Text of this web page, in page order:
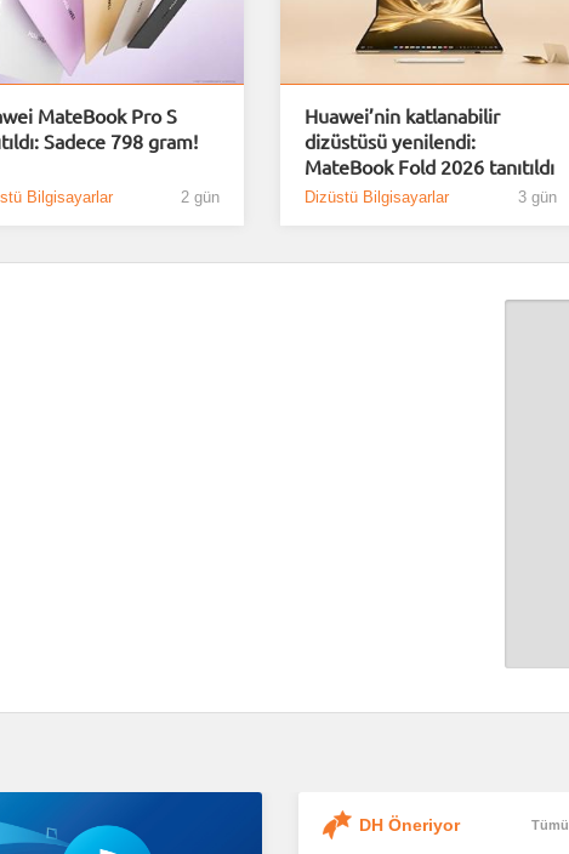
MateBook Pro S
Sadece 798 gram!
Bilgisayarlar 2 gün
Huawei’nin katlanabilir
dizüstüsü yenilendi:
MateBook Fold 2026 tanıtıldı
Dizüstü Bilgisayarlar 3 gün
DH Öneriyor Tümü